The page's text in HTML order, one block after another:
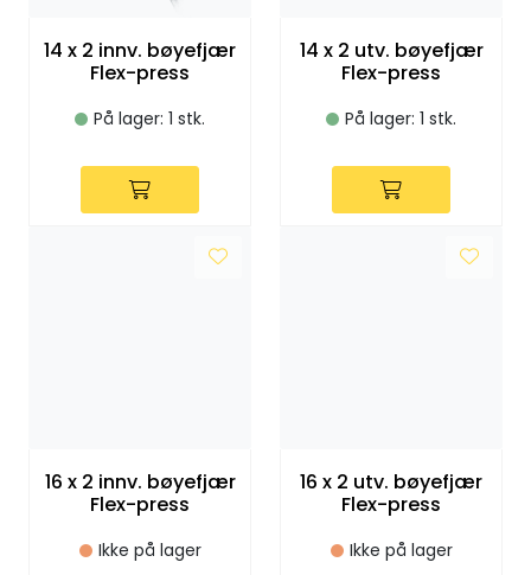
14 x 2 innv. bøyefjær
Flex-press
På lager: 1 stk.
14 x 2 utv. bøyefjær
Flex-press
På lager: 1 stk.
16 x 2 innv. bøyefjær
Flex-press
Ikke på lager
16 x 2 utv. bøyefjær
Flex-press
Ikke på lager
Radiatorer
Elektrokjeler
Utleieverktøy